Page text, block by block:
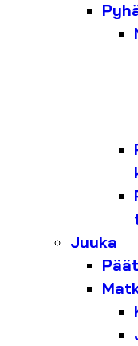
Juuka